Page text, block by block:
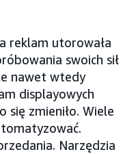
reklam utorowała
swoich sił
nawet wtedy
displayowych
się zmieniło. Wiele
Narzędzia